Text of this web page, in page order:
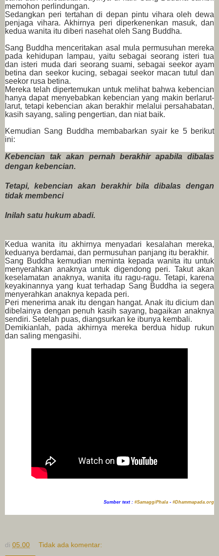
memohon perlindungan.
Sedangkan peri tertahan di depan pintu vihara oleh dewa
penjaga vihara. Akhirnya peri diperkenenkan masuk, dan
kedua wanita itu diberi nasehat oleh Sang Buddha.
Sang Buddha menceritakan asal mula permusuhan mereka
pada kehidupan lampau, yaitu sebagai seorang isteri tua
dan isteri muda dari seorang suami, sebagai seekor ayam
betina dan seekor kucing, sebagai seekor macan tutul dan
seekor rusa betina.
Mereka telah dipertemukan untuk melihat bahwa kebencian
hanya dapat menyebabkan kebencian yang makin berlarut-
larut, tetapi kebencian akan berakhir melalui persahabatan,
kasih sayang, saling pengertian, dan niat baik.
Kemudian Sang Buddha membabarkan syair ke 5 berikut
ini:
Kebencian tak akan pernah berakhir apabila dibalas
dengan kebencian.
Tetapi, kebencian akan berakhir bila dibalas dengan
tidak membenci
Inilah satu hukum abadi.
Kedua wanita itu akhirnya menyadari kesalahan mereka,
keduanya berdamai, dan permusuhan panjang itu berakhir.
Sang Buddha kemudian meminta kepada wanita itu untuk
menyerahkan anaknya untuk digendong peri. Takut akan
keselamatan anaknya, wanita itu ragu-ragu. Tetapi, karena
keyakinannya yang kuat terhadap Sang Buddha ia segera
menyerahkan anaknya kepada peri.
Peri menerima anak itu dengan hangat. Anak itu dicium dan
dibelainya dengan penuh kasih sayang, bagaikan anaknya
sendiri. Setelah puas, diangsurkan ke ibunya kembali.
Demikianlah, pada akhirnya mereka berdua hidup rukun
dan saling mengasihi.
Sumber text : #SamaggiPhala - #Dhammapada.org
di 05.00 Tidak ada komentar: